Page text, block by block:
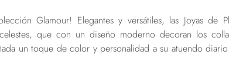
Glamour! Elegantes y versátiles, las Joyas
que con un diseño moderno decoran los
un toque de color y personalidad a su atuendo